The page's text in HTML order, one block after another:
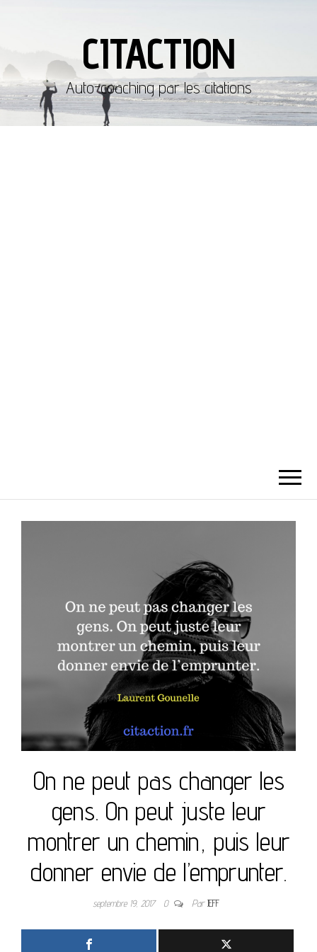
CITACTION
Auto-coaching par les citations
On ne peut pas changer les
gens. On peut juste leur
montrer un chemin, puis leur
donner envie de l’emprunter.
septembre 19, 2017 0 ParJEFF